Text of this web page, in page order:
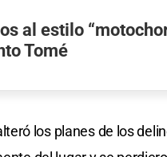
al estilo
Tomé
los planes de los